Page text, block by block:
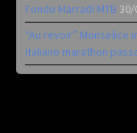
Fondo Marradi MTB
“Au revoir” Monselice
italiano marathon